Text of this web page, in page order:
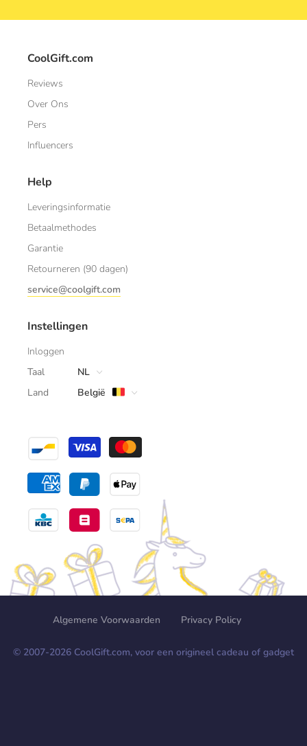
CoolGift.com
Reviews
Over Ons
Pers
Influencers
Help
Leveringsinformatie
Betaalmethodes
Garantie
Retourneren (90 dagen)
service@coolgift.com
Instellingen
Inloggen
Taal
NL
Land
België
Algemene Voorwaarden Privacy Policy
© 2007-2026 CoolGift.com, voor een origineel cadeau of gadget